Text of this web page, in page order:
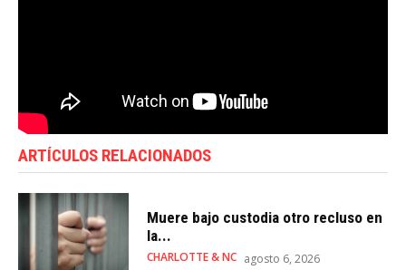
ARTÍCULOS RELACIONADOS
Muere bajo custodia otro recluso en
la...
CHARLOTTE & NC agosto 6, 2026